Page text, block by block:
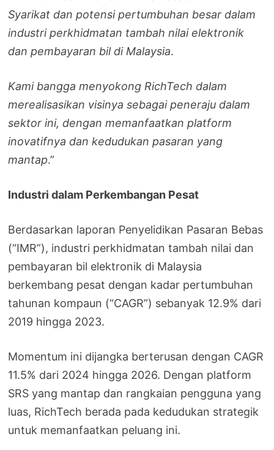
Syarikat dan potensi pertumbuhan besar dalam
industri perkhidmatan tambah nilai elektronik
dan pembayaran bil di Malaysia.
Kami bangga menyokong RichTech dalam
merealisasikan visinya sebagai peneraju dalam
sektor ini, dengan memanfaatkan platform
inovatifnya dan kedudukan pasaran yang
mantap.”
Industri dalam Perkembangan Pesat
Berdasarkan laporan Penyelidikan Pasaran Bebas
(“IMR”), industri perkhidmatan tambah nilai dan
pembayaran bil elektronik di Malaysia
berkembang pesat dengan kadar pertumbuhan
tahunan kompaun (“CAGR”) sebanyak 12.9% dari
2019 hingga 2023.
Momentum ini dijangka berterusan dengan CAGR
11.5% dari 2024 hingga 2026. Dengan platform
SRS yang mantap dan rangkaian pengguna yang
luas, RichTech berada pada kedudukan strategik
untuk memanfaatkan peluang ini.